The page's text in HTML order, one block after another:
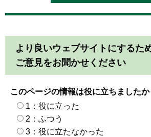
より良いウェブサイトにするた
ご意見をお聞かせください
このページの情報は役に立ちましたか
1：役に立った
2：ふつう
3：役に立たなかった